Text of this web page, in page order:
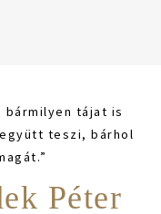
bármilyen tájat is
teszi, bárhol